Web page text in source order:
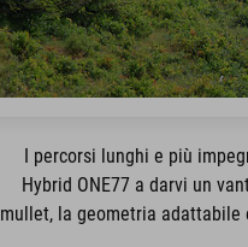
I percorsi lunghi e più
Hybrid ONE77 a darvi un
mullet, la geometria adattabile